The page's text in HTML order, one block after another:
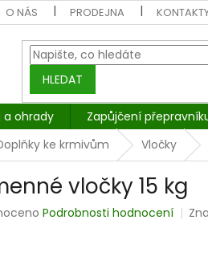
O NÁS PRODEJNA
HLEDAT
a ohrady Zapůjčení
ke krmivům Vločky
vločky 15 kg
Podrobnosti hodnocení